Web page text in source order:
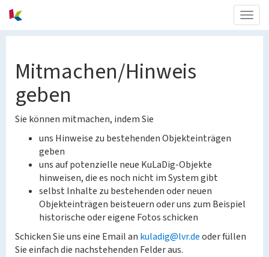
Mitmachen/Hinweis
geben
Sie können mitmachen, indem Sie
uns Hinweise zu bestehenden Objekteinträgen
geben
uns auf potenzielle neue KuLaDig-Objekte
hinweisen, die es noch nicht im System gibt
selbst Inhalte zu bestehenden oder neuen
Objekteinträgen beisteuern oder uns zum Beispiel
historische oder eigene Fotos schicken
Schicken Sie uns eine Email an kuladig@lvr.deoder füllen
Sie einfach die nachstehenden Felder aus.